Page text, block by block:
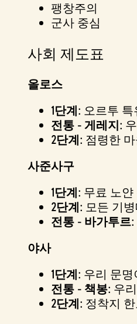
팽창주의
군사 중심
사회 제도표
올로스
1단계: 오르투
전통 - 게레지:
2단계: 점령한
사준사구
1단계: 무료 노
2단계: 모든 기
전통 - 바가투르:
야사
1단계: 우리 문
전통 - 책봉: 우
2단계: 정착지